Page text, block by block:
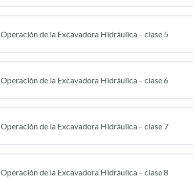
Operación de la Excavadora Hidráulica – clase 5
Operación de la Excavadora Hidráulica – clase 6
Operación de la Excavadora Hidráulica – clase 7
Operación de la Excavadora Hidráulica – clase 8